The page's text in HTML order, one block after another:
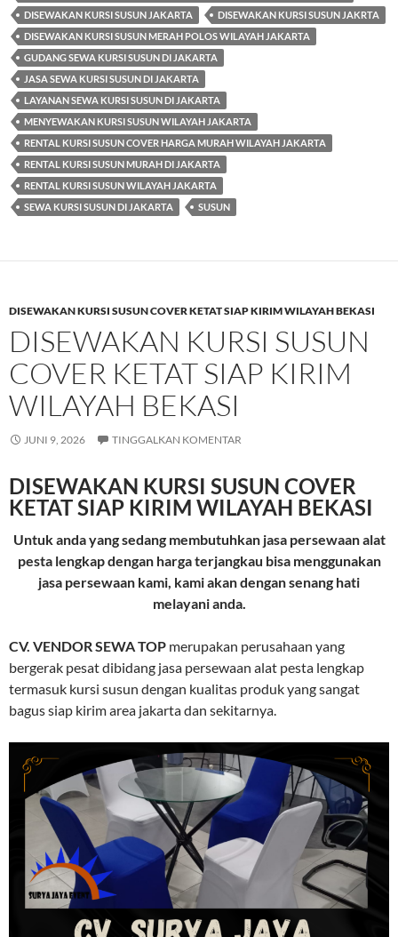
DISEWAKAN KURSI SUSUN JAKARTA
DISEWAKAN KURSI SUSUN JAKRTA
DISEWAKAN KURSI SUSUN MERAH POLOS WILAYAH JAKARTA
GUDANG SEWA KURSI SUSUN DI JAKARTA
JASA SEWA KURSI SUSUN DI JAKARTA
LAYANAN SEWA KURSI SUSUN DI JAKARTA
MENYEWAKAN KURSI SUSUN WILAYAH JAKARTA
RENTAL KURSI SUSUN COVER HARGA MURAH WILAYAH JAKARTA
RENTAL KURSI SUSUN MURAH DI JAKARTA
RENTAL KURSI SUSUN WILAYAH JAKARTA
SEWA KURSI SUSUN DI JAKARTA
SUSUN
DISEWAKAN KURSI SUSUN COVER KETAT SIAP KIRIM WILAYAH BEKASI
DISEWAKAN KURSI SUSUN
COVER KETAT SIAP KIRIM
WILAYAH BEKASI
JUNI 9, 2026 TINGGALKAN KOMENTAR
DISEWAKAN KURSI SUSUN COVER
KETAT SIAP KIRIM WILAYAH BEKASI
Untuk anda yang sedang membutuhkan jasa persewaan alat
pesta lengkap dengan harga terjangkau bisa menggunakan
jasa persewaan kami, kami akan dengan senang hati
melayani anda.
CV. VENDOR SEWA TOP merupakan perusahaan yang
bergerak pesat dibidang jasa persewaan alat pesta lengkap
termasuk kursi susun dengan kualitas produk yang sangat
bagus siap kirim area jakarta dan sekitarnya.